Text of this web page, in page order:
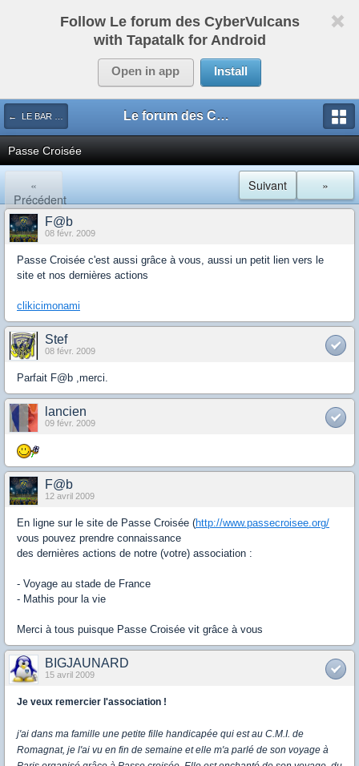
Follow Le forum des CyberVulcans
with Tapatalk for Android
Open in app Install
← LE BAR DES SPORTS Le forum des CyberVulcans
Passe Croisée
«
Précédent
»
Suivant
F@b
08 févr. 2009
Passe Croisée c'est aussi grâce à vous, aussi un petit lien vers le
site et nos dernières actions
clikicimonami
Stef
08 févr. 2009
Parfait F@b ,merci.
lancien
09 févr. 2009
F@b
12 avril 2009
En ligne sur le site de Passe Croisée (http://www.passecroisee.org/
vous pouvez prendre connaissance
des dernières actions de notre (votre) association :
- Voyage au stade de France
- Mathis pour la vie
Merci à tous puisque Passe Croisée vit grâce à vous
BIGJAUNARD
15 avril 2009
Je veux remercier l'association !
j'ai dans ma famille une petite fille handicapée qui est au C.M.I. de
Romagnat, je l'ai vu en fin de semaine et elle m'a parlé de son voyage à